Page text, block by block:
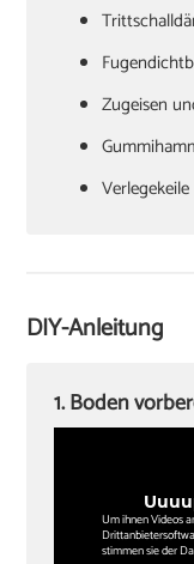
Zugeisen
Verlegekeile
Stichsäge
Bleistift
DIY-Anleitung
Um ihnen Videos
stimmen sie der
1. Boden